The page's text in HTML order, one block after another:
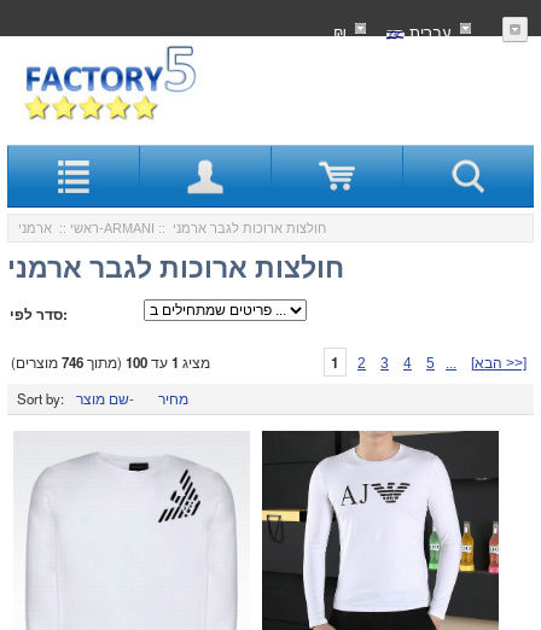
עִברִית ₪
ראשי :: ארמני-ARMANI :: חולצות ארוכות לגבר ארמני
חולצות ארוכות לגבר ארמני
סדר לפי:
מציג 1עד100 (מתוך746מוצרים) 1 2 3 4 5 [הבא >>]
Sort by: שם מוצר- מחיר